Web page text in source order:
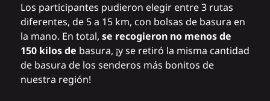
Los participantes pudieron elegir entre 3 rutas
diferentes, de 5 a 15 km, con bolsas de basura en
la mano. En total, se recogieron no menos de
150 kilos de basura, ¡y se retiró la misma cantidad
de basura de los senderos más bonitos de
nuestra región!